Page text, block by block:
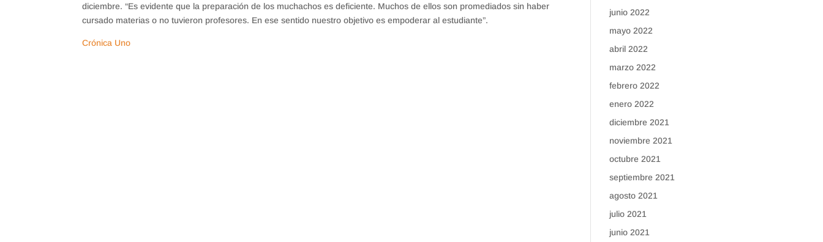
diciembre. “Es evidente que la preparación de los muchachos es deficiente. Muchos de ellos son promediados sin haber
cursado materias o no tuvieron profesores. En ese sentido nuestro objetivo es empoderar al estudiante”.
Crónica Uno
junio 2022
mayo 2022
abril 2022
marzo 2022
febrero 2022
enero 2022
diciembre 2021
noviembre 2021
octubre 2021
septiembre 2021
agosto 2021
julio 2021
junio 2021